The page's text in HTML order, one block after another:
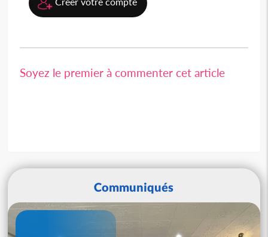
Soyez le premier à commenter cet article
Communiqués